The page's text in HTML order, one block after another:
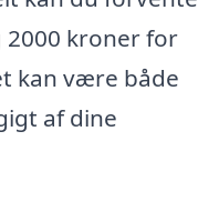
2000 kroner for
kan være både
af dine